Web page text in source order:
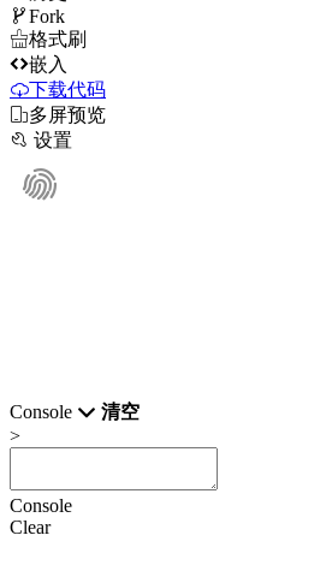
Fork
格式刷
嵌入
下载代码
多屏预览
 设置
Console
清空
>
Console
Clear